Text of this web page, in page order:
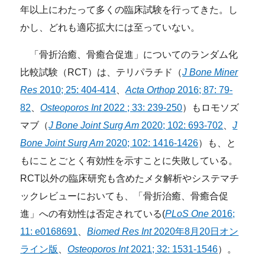
年以上にわたって多くの臨床試験を行ってきた。し
かし、どれも適応拡大には至っていない。
「骨折治癒、骨癒合促進」についてのランダム化
比較試験（RCT）は、テリパラチド（J Bone Miner
Res 2010; 25: 404-414 、Acta Orthop 2016; 87: 79-
82 、Osteoporos Int2022 ; 33: 239-250）もロモソズ
マブ（J Bone Joint Surg Am 2020; 102: 693-702 、J
Bone Joint Surg Am 2020; 102: 1416-1426）も、と
もにことごとく有効性を示すことに失敗している。
RCT以外の臨床研究も含めたメタ解析やシステマチ
ックレビューにおいても、「骨折治癒、骨癒合促
進」への有効性は否定されている(PLoS One 2016;
11: e0168691 、Biomed Res Int2020年8月20日オン
ライン版
、Osteoporos Int2021; 32: 1531-1546）。